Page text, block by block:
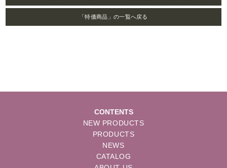
「特価商品」の一覧へ戻る
CONTENTS
NEW PRODUCTS
PRODUCTS
NEWS
CATALOG